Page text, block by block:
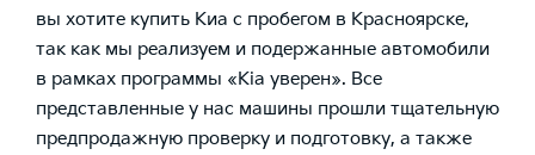
вы хотите купить Киа с пробегом в Красноярске,
так как мы реализуем и подержанные автомобили
в рамках программы «Kia уверен». Все
представленные у нас машины прошли тщательную
предпродажную проверку и подготовку, а также